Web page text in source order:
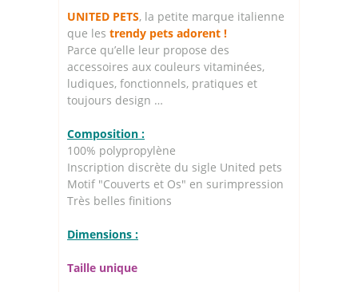
UNITED PETS, la petite marque italienne
que les trendy pets adorent !
Parce qu’elle leur propose des
accessoires aux couleurs vitaminées,
ludiques, fonctionnels, pratiques et
toujours design …
Composition :
100% polypropylène
Inscription discrète du sigle United pets
Motif "Couverts et Os" en surimpression
Très belles finitions
Dimensions :
Taille unique